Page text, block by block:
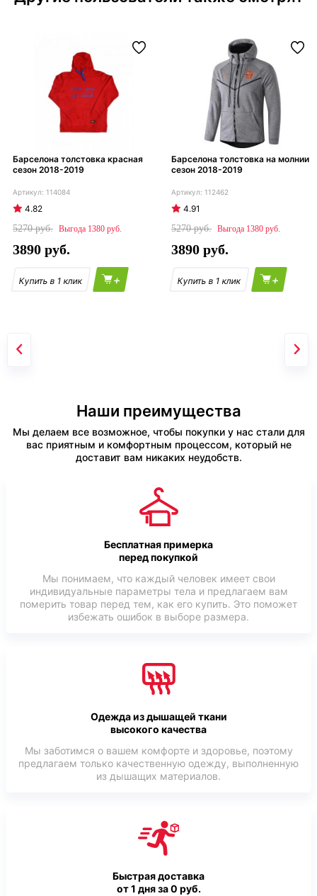
Барселона толстовка красная
сезон 2018-2019
114084
4.82
5270
1380
3890
+
Барселона толстовка на молнии
сезон 2018-2019
112462
4.91
5270
1380
3890
+
Наши преимущества
Мы делаем все возможное, чтобы покупки у нас стали для
вас приятным и комфортным процессом, который не
доставит вам никаких неудобств.
Бесплатная примерка
перед покупкой
Мы понимаем, что каждый человек имеет свои
индивидуальные параметры тела и предлагаем вам
померить товар перед тем, как его купить. Это поможет
избежать ошибок в выборе размера.
Одежда из дышащей ткани
высокого качества
Мы заботимся о вашем комфорте и здоровье, поэтому
предлагаем только качественную одежду, выполненную
из дышащих материалов.
Быстрая доставка
от 1 дня за 0 руб.